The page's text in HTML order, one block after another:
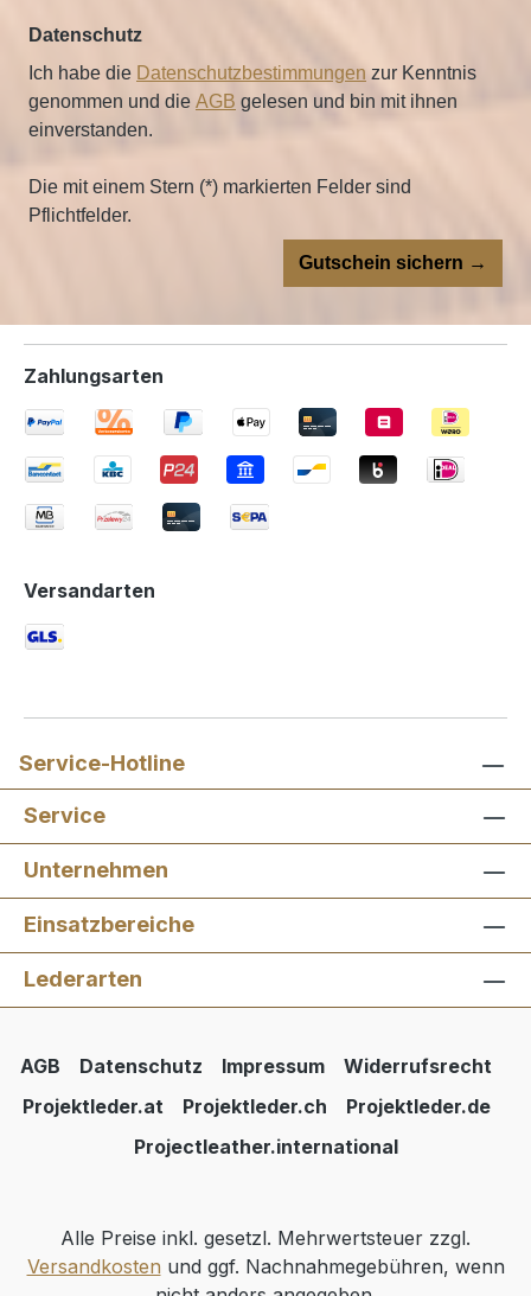
Datenschutz
Ich habe die Datenschutzbestimmungen zur Kenntnis
genommen und die AGB gelesen und bin mit ihnen
einverstanden.
Die mit einem Stern (*) markierten Felder sind
Pflichtfelder.
Gutschein sichern →
Zahlungsarten
Versandarten
Service-Hotline
Service
Unternehmen
Einsatzbereiche
Lederarten
AGB Datenschutz Impressum
Widerrufsrecht
Projektleder.at
Projektleder.ch
Projektleder.de
Projectleather.international
Alle Preise inkl. gesetzl. Mehrwertsteuer zzgl.
Versandkosten und ggf. Nachnahmegebühren, wenn